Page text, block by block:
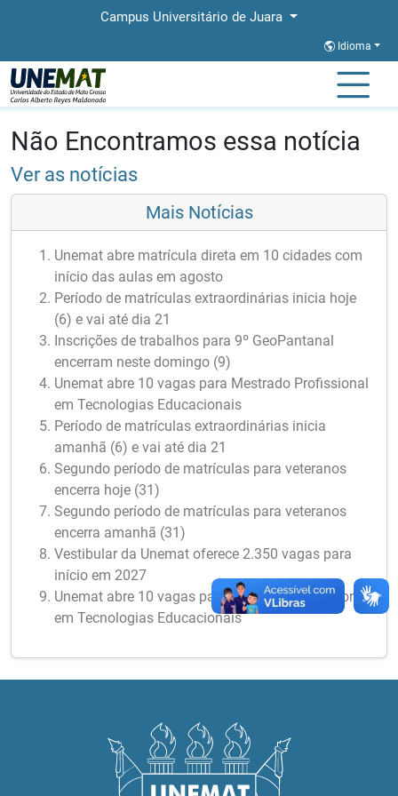
Campus Universitário de Juara
Idioma
Página Inicial
Não Encontramos essa notícia
Ver as notícias
Mais Notícias
Unemat abre matrícula direta em 10 cidades com
início das aulas em agosto
Período de matrículas extraordinárias inicia hoje
(6) e vai até dia 21
Inscrições de trabalhos para 9º GeoPantanal
encerram neste domingo (9)
Unemat abre 10 vagas para Mestrado Profissional
em Tecnologias Educacionais
Período de matrículas extraordinárias inicia
amanhã (6) e vai até dia 21
Segundo período de matrículas para veteranos
encerra hoje (31)
Segundo período de matrículas para veteranos
encerra amanhã (31)
Vestibular da Unemat oferece 2.350 vagas para
início em 2027
Unemat abre 10 vagas para Mestrado Profissional
em Tecnologias Educacionais